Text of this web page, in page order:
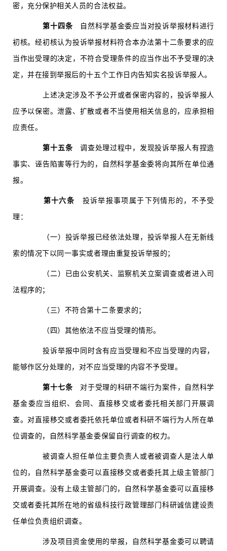
密，充分保护相关人员的合法权益。
第十四条 自然科学基金委应当对投诉举报材料进行
初核。经初核认为投诉举报材料符合本办法第十二条要求的应
当作出受理的决定，不符合受理条件的应当作出不予受理的决
定，并在接到举报后的十五个工作日内告知实名投诉举报人。
上述决定涉及不予公开或者保密内容的，投诉举报人
应予以保密。泄露、扩散或者不当使用相关信息的，应承担相
应责任。
第十五条 调查处理过程中，发现投诉举报人有捏造
事实、诬告陷害等行为的，自然科学基金委将向其所在单位通
报。
第十六条 投诉举报事项属于下列情形的，不予受
理：
（一）投诉举报已经依法处理，投诉举报人在无新线
索的情况下以同一事实或者理由重复投诉举报的；
（二）已由公安机关、监察机关立案调查或者进入司
法程序的；
（三）不符合第十二条要求的；
（四）其他依法不应当受理的情形。
投诉举报中同时含有应当受理和不应当受理的内容，
能够作区分处理的，对不应当受理的内容不予受理。
第十七条 对于受理的科研不端行为案件，自然科学
基金委应当组织、会同、直接移交或者委托相关部门开展调
查。对直接移交或者委托依托单位或者科研不端行为人所在单
位调查的，自然科学基金委保留自行调查的权力。
被调查人担任单位主要负责人或者被调查人是法人单
位的，自然科学基金委可以直接移交或者委托其上级主管部门
开展调查。没有上级主管部门的，自然科学基金委可以直接移
交或者委托其所在地的省级科技行政管理部门科研诚信建设责
任单位负责组织调查。
涉及项目资金使用的举报，自然科学基金委可以聘请